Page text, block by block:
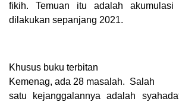
fikih. Temuan itu adalah
dilakukan sepanjang 2021.
Khusus buku terbitan
Kemenag, ada 28 masalah. Salah
satu kejanggalannya adalah